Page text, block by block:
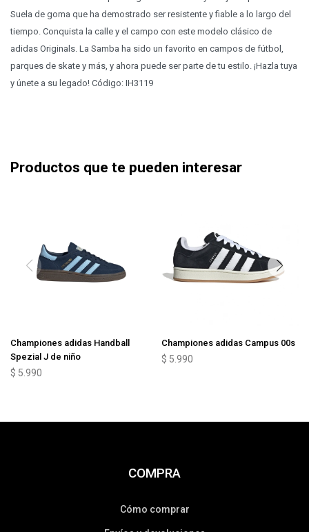
Suela de goma que ha demostrado ser resistente y fiable a lo largo del
tiempo. Conquista la calle y el campo con este modelo clásico de
adidas Originals. La Samba ha sido un favorito en campos de fútbol,
parques de skate y más, y ahora puede ser parte de tu estilo. ¡Hazla tuya
y únete a su legado! Código: IH3119
Productos que te pueden interesar
Championes adidas Handball
Spezial J de niño
$ 5.990
Championes adidas Campus 00s
$ 5.990
COMPRA
Cómo comprar